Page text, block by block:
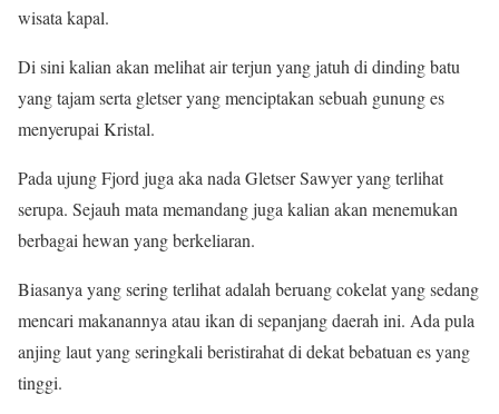
wisata kapal.
Di sini kalian akan melihat air terjun yang jatuh di dinding batu
yang tajam serta gletser yang menciptakan sebuah gunung es
menyerupai Kristal.
Pada ujung Fjord juga aka nada Gletser Sawyer yang terlihat
serupa. Sejauh mata memandang juga kalian akan menemukan
berbagai hewan yang berkeliaran.
Biasanya yang sering terlihat adalah beruang cokelat yang sedang
mencari makanannya atau ikan di sepanjang daerah ini. Ada pula
anjing laut yang seringkali beristirahat di dekat bebatuan es yang
tinggi.